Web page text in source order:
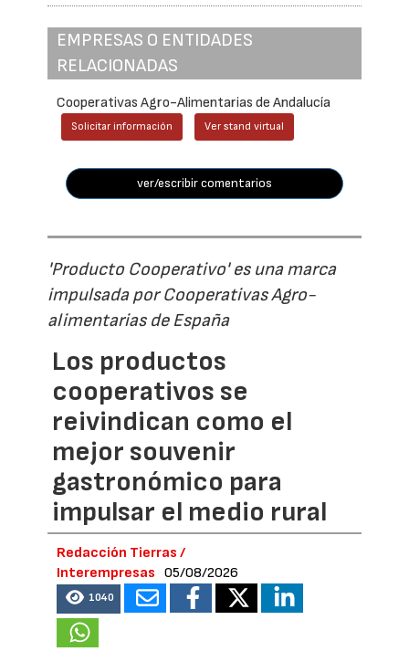
EMPRESAS O ENTIDADES
RELACIONADAS
Cooperativas Agro-Alimentarias de Andalucía
Solicitar información Ver stand virtual
ver/escribir comentarios
'Producto Cooperativo' es una marca
impulsada por Cooperativas Agro-
alimentarias de España
Los productos
cooperativos se
reivindican como el
mejor souvenir
gastronómico para
impulsar el medio rural
Redacción Tierras /
Interempresas
05/08/2026
1040